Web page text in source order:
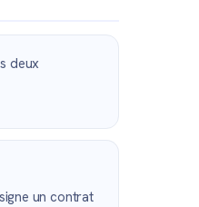
deux
un contrat